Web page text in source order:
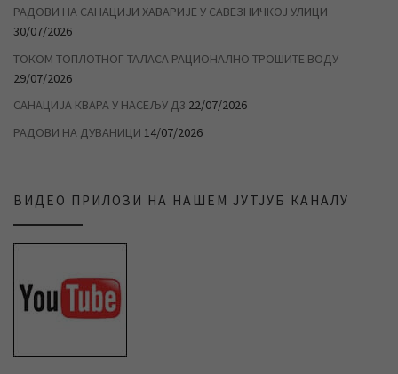
РАДОВИ НА САНАЦИЈИ ХАВАРИЈЕ У САВЕЗНИЧКОЈ УЛИЦИ
30/07/2026
ТОКОМ ТОПЛОТНОГ ТАЛАСА РАЦИОНАЛНО ТРОШИТЕ ВОДУ
29/07/2026
САНАЦИЈА КВАРА У НАСЕЉУ Д3 22/07/2026
РАДОВИ НА ДУВАНИЦИ 14/07/2026
ВИДЕО ПРИЛОЗИ НА НАШЕМ ЈУТЈУБ КАНАЛУ